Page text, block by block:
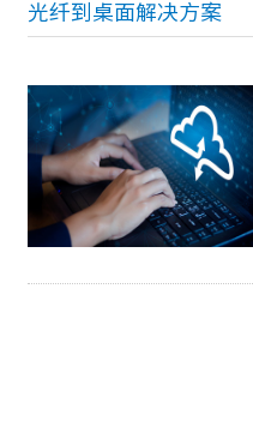
光纤到桌面解决方案